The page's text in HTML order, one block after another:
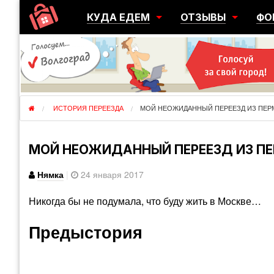
КУДА ЕДЕМ
ГОРОДА
РЕГИОНЫ
ОТЗЫВЫ
ПЕРЕЕЗДЫ
ЭМИГРАЦИЯ
ИСТОРИЯ ПЕРЕЕЗДА МОЙ НЕОЖИДАННЫЙ ПЕРЕЕЗД ИЗ
МОЙ НЕОЖИДАННЫЙ ПЕРЕЕЗД ИЗ
Нямка 24 января 2017
Никогда бы не подумала, что буду жить в Москве…
Предыстория